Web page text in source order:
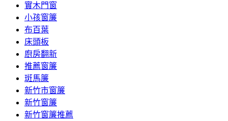
實木門窗
小孩窗簾
布百葉
床頭板
廚房翻新
推薦窗簾
斑馬簾
新竹市窗簾
新竹窗簾
新竹窗簾推薦